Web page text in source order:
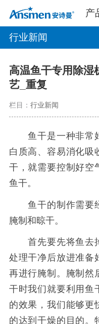
产
行业新闻
高温鱼干专用除湿
艺_重复
栏目： 行业新闻
鱼干是一种非常好
白质高、容易消化吸
干，就需要控制好空
鱼干。
鱼干的制作需要经
腌制和晾干。
首先要先将鱼去掉
处理干净后放进准备
再进行腌制。腌制然
干时我们就要利用鱼
的效果，我们能够更
的达到干燥的目的。